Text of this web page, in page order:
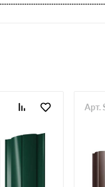
Арт.